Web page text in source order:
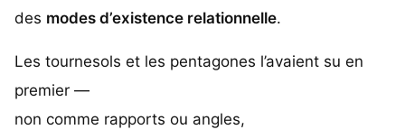
des modes d’existence relationnelle.
Les tournesols et les pentagones l’avaient su en
premier —
non comme rapports ou angles,